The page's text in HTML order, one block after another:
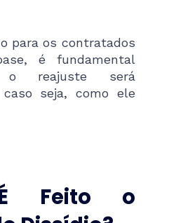
para os contratados
é fundamental
reajuste será
seja, como ele
Feito o